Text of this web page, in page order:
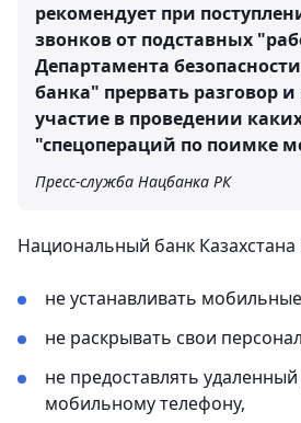
рекомендует при
звонков от подставных
Департамента
банка" прервать разговор
участие в проведении
"спецопераций по поимке
Пресс-служба Нацбанка РК
Национальный банк Казахстана
не устанавливать
не раскрывать свои
не предоставлять удаленный
мобильному телефону,